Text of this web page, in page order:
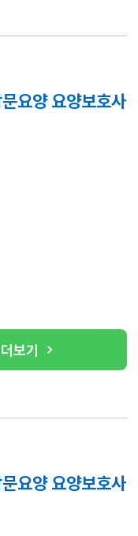
요양 요양보호사
보기
요양 요양보호사